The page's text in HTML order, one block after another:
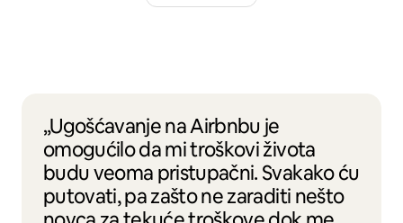
„Ugošćavanje na Airbnbu je
omogućilo da mi troškovi života
budu veoma pristupačni. Svakako ću
putovati, pa zašto ne zaraditi nešto